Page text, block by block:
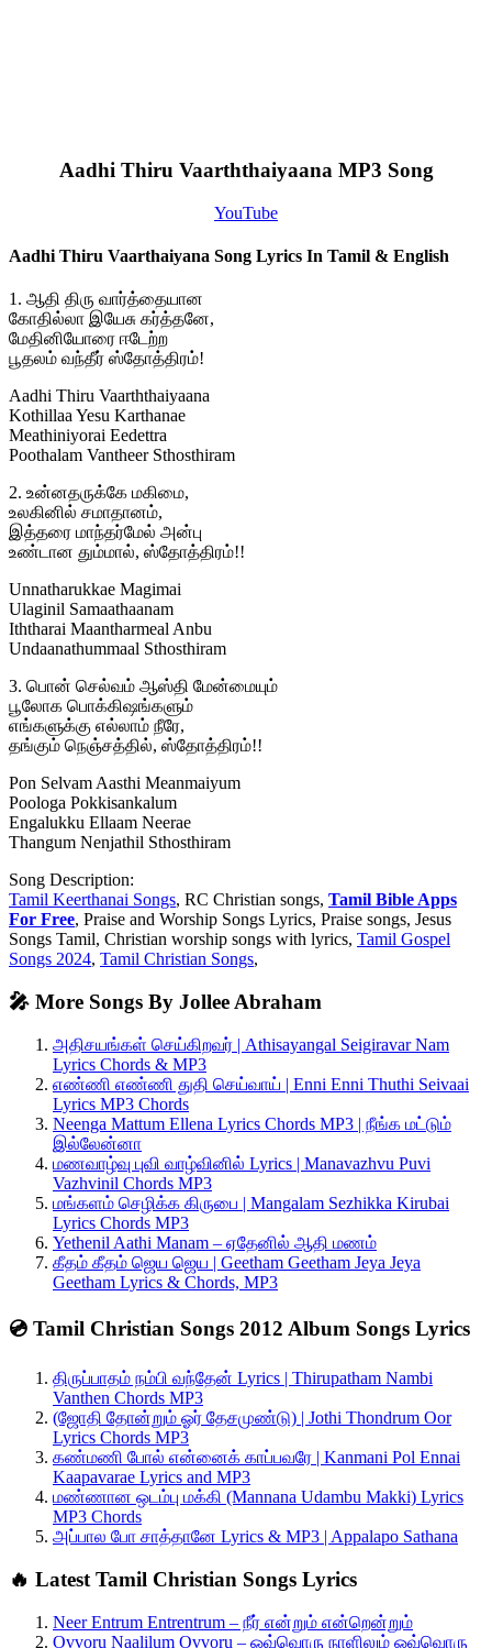
Aadhi Thiru Vaarththaiyaana MP3 Song
YouTube
Aadhi Thiru Vaarthaiyana Song Lyrics In Tamil & English
1. ஆதி திரு வார்த்தையான
கோதில்லா இயேசு கர்த்தனே,
மேதினியோரை ஈடேற்ற
பூதலம் வந்தீர் ஸ்தோத்திரம்!
Aadhi Thiru Vaarththaiyaana
Kothillaa Yesu Karthanae
Meathiniyorai Eedettra
Poothalam Vantheer Sthosthiram
2. உன்னதருக்கே மகிமை,
உலகினில் சமாதானம்,
இத்தரை மாந்தர்மேல் அன்பு
உண்டான தும்மால், ஸ்தோத்திரம்!!
Unnatharukkae Magimai
Ulaginil Samaathaanam
Iththarai Maantharmeal Anbu
Undaanathummaal Sthosthiram
3. பொன் செல்வம் ஆஸ்தி மேன்மையும்
பூலோக பொக்கிஷங்களும்
எங்களுக்கு எல்லாம் நீரே,
தங்கும் நெஞ்சத்தில், ஸ்தோத்திரம்!!
Pon Selvam Aasthi Meanmaiyum
Poologa Pokkisankalum
Engalukku Ellaam Neerae
Thangum Nenjathil Sthosthiram
Song Description:
Tamil Keerthanai Songs, RC Christian songs, Tamil Bible Apps
For Free, Praise and Worship Songs Lyrics, Praise songs, Jesus
Songs Tamil, Christian worship songs with lyrics, Tamil Gospel
Songs 2024, Tamil Christian Songs,
🎤 More Songs By Jollee Abraham
அதிசயங்கள் செய்கிறவர் | Athisayangal Seigiravar Nam
Lyrics Chords & MP3
எண்ணி எண்ணி துதி செய்வாய் | Enni Enni Thuthi Seivaai
Lyrics MP3 Chords
Neenga Mattum Ellena Lyrics Chords MP3 | நீங்க மட்டும்
இல்லேன்னா
மணவாழ்வு புவி வாழ்வினில் Lyrics | Manavazhvu Puvi
Vazhvinil Chords MP3
மங்களம் செழிக்க கிருபை | Mangalam Sezhikka Kirubai
Lyrics Chords MP3
Yethenil Aathi Manam – ஏதேனில் ஆதி மணம்
கீதம் கீதம் ஜெய ஜெய | Geetham Geetham Jeya Jeya
Geetham Lyrics & Chords, MP3
💿 Tamil Christian Songs 2012 Album Songs Lyrics
திருப்பாதம் நம்பி வந்தேன் Lyrics | Thirupatham Nambi
Vanthen Chords MP3
(ஜோதி தோன்றும் ஓர் தேசமுண்டு) | Jothi Thondrum Oor
Lyrics Chords MP3
கண்மணி போல் என்னைக் காப்பவரே | Kanmani Pol Ennai
Kaapavarae Lyrics and MP3
மண்ணான ஒடம்பு மக்கி (Mannana Udambu Makki) Lyrics
MP3 Chords
அப்பால போ சாத்தானே Lyrics & MP3 | Appalapo Sathana
🔥 Latest Tamil Christian Songs Lyrics
Neer Entrum Entrentrum – நீர் என்றும் என்றென்றும்
Ovvoru Naalilum Ovvoru – ஒவ்வொரு நாளிலும் ஒவ்வொரு